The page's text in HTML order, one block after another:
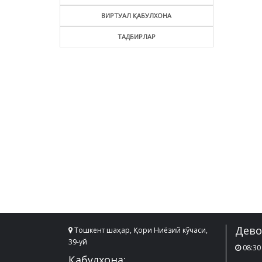
ВИРТУАЛ ҚАБУЛХОНА
ТАДБИРЛАР
Тошкент шаҳар, Қори Ниёзий кўчаси,
39-уй
08:30